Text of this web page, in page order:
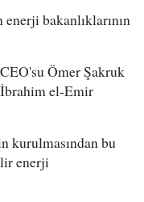
bakanlıklarının
Ömer Şakruk
İbrahim el-Emir
kurulmasından bu
enerji